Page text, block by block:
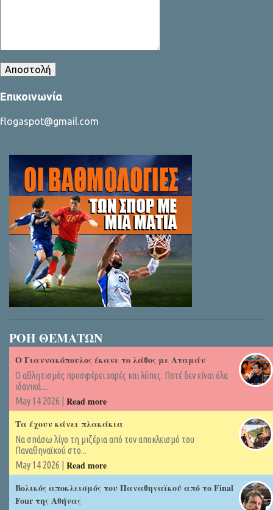
Επικοινωνία
flogaspot@gmail.com
ΡΟΗ ΘΕΜΑΤΩΝ
Ο Γιαννακόπουλος έκανε το λάθος με Αταμάν
Ο αθλητισμός προσφέρει χαρές και λύπες. Ποτέ δεν είναι όλα
ιδανικά....
May 14 2026 | Read more
Τα έχουν κάνει πλακάκια
Να σπάσω λίγο τη μιζέρια από τον αποκλεισμό του
Παναθηναϊκού στο...
May 14 2026 | Read more
Βολικός αποκλεισμός του Παναθηναϊκού από το Final
Four της Αθήνας